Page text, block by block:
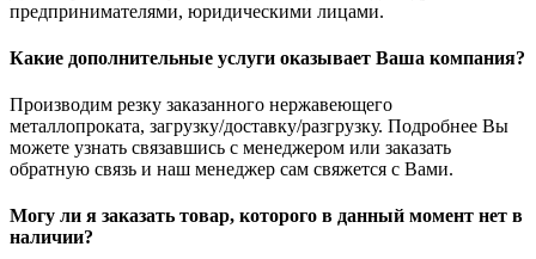
предпринимателями, юридическими лицами.
Какие дополнительные услуги оказывает Ваша компания?
Производим резку заказанного нержавеющего
металлопроката, загрузку/доставку/разгрузку. Подробнее Вы
можете узнать связавшись с менеджером или заказать
обратную связь и наш менеджер сам свяжется с Вами.
Могу ли я заказать товар, которого в данный момент нет в
наличии?